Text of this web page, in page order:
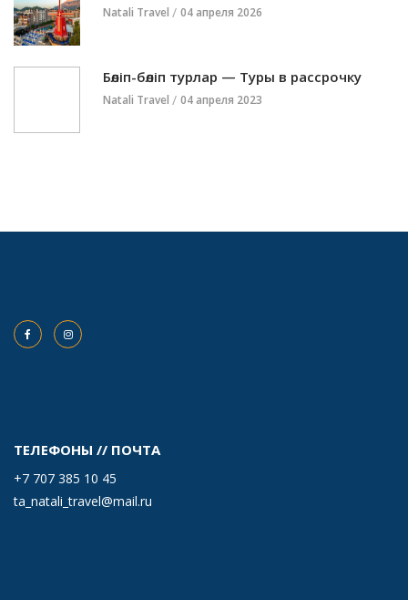
Natali Travel 04 апреля 2026
Бөліп-бөліп турлар — Туры в рассрочку
Natali Travel 04 апреля 2023
ТЕЛЕФОНЫ // ПОЧТА
+7 707 385 10 45
ta_natali_travel@mail.ru